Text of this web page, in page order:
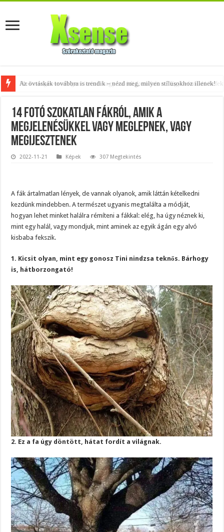
Az övtáskák továbbra is trendik – nézd meg, milyen stílusokhoz illenek!
14 fotó szokatlan fákról, amik a
megjelenésükkel vagy meglepnek, vagy
megijesztenek
2022-11-21 Képek 307 Megtekintés
A fák ártalmatlan lények, de vannak olyanok, amik láttán kételkedni
kezdünk mindebben. A természet ugyanis megtalálta a módját,
hogyan lehet minket halálra rémíteni a fákkal: elég, ha úgy néznek ki,
mint egy halál, vagy mondjuk, mint aminek az egyik ágán egy alvó
kisbaba fekszik.
1. Kicsit olyan, mint egy gonosz Tini nindzsa teknős. Bárhogy
is, hátborzongató!
2. Ez a fa úgy döntött, hátat fordít a világnak.